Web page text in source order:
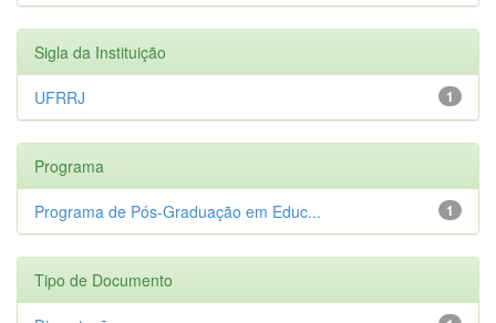
Sigla da Instituição
1
UFRRJ
Programa
1
Programa de Pós-Graduação em Educ...
Tipo de Documento